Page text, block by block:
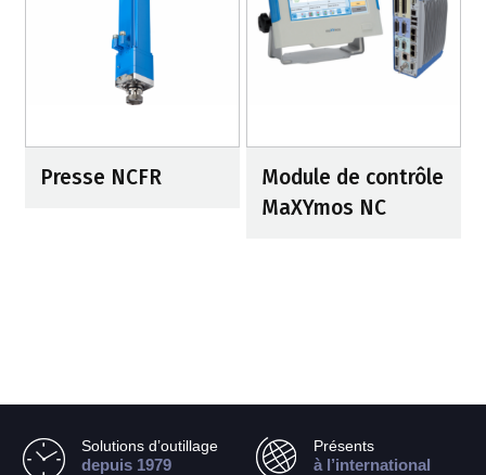
Presse NCFR
Module de contrôle
MaXYmos NC
Solutions d’outillage
depuis 1979
Présents
à l’international